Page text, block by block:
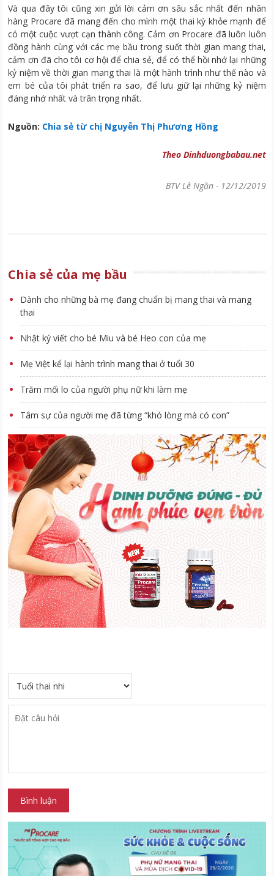
Và qua đây tôi cũng xin gửi lời cảm ơn sâu sắc nhất đến nhãn
hàng Procare đã mang đến cho mình một thai kỳ khỏe mạnh để
có một cuộc vượt cạn thành công. Cảm ơn Procare đã luôn luôn
đồng hành cùng với các mẹ bầu trong suốt thời gian mang thai,
cảm ơn đã cho tôi cơ hội để chia sẻ, để có thể hồi nhớ lại những
kỷ niệm về thời gian mang thai là một hành trình như thế nào và
em bé của tôi phát triển ra sao, để lưu giữ lại những kỷ niệm
đáng nhớ nhất và trân trọng nhất.
Nguồn: Chia sẻ từ chị Nguyễn Thị Phương Hồng
Theo Dinhduongbabau.net
BTV Lê Ngần- 12/12/2019
Chia sẻ của mẹ bầu
Dành cho những bà mẹ đang chuẩn bị mang thai và mang
thai
Nhật ký viết cho bé Miu và bé Heo con của mẹ
Mẹ Việt kể lại hành trình mang thai ở tuổi 30
Trăm mối lo của người phụ nữ khi làm mẹ
Tâm sự của người mẹ đã từng “khó lòng mà có con”